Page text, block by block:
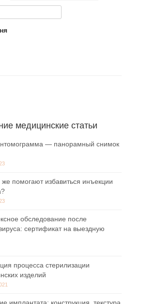
медицинские статьи
— панорамный снимок
же помогают избавиться инъекции
обследование после
сертификат на выездную
процесса стерилизации
изделий